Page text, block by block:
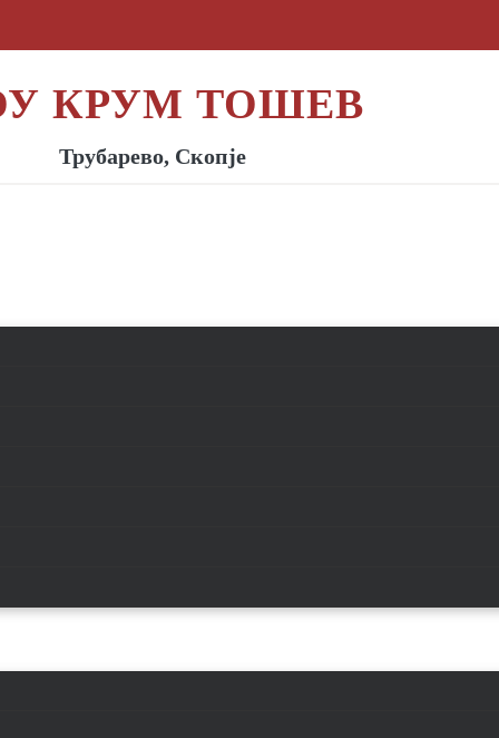
КРУМ ТОШЕВ
Трубарево, Скопје